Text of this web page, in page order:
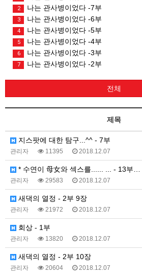
2 나는 관사병이었다 -7부
3 나는 관사병이었다 -6부
4 나는 관사병이었다 -5부
5 나는 관사병이었다 -4부
6 나는 관사병이었다 -3부
7 나는 관사병이었다 -2부
전체
제목
지스팟에 대한 탐구...^^ - 7부
관리자 11395 2018.12.07
* 수연이 母女와 섹스를...... ... - 13부…
관리자 29583 2018.12.07
새댁의 열정 - 2부 9장
관리자 21972 2018.12.07
회상 - 1부
관리자 13820 2018.12.07
새댁의 열정 - 2부 10장
관리자 20604 2018.12.07